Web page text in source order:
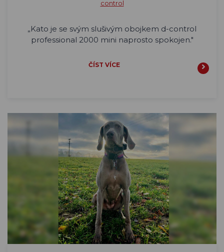
control
„Kato je se svým slušivým obojkem d-control
professional 2000 mini naprosto spokojen."
ČÍST VÍCE